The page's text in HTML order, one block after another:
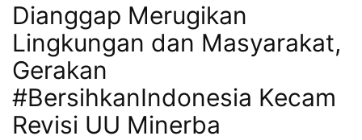
Dianggap Merugikan
Lingkungan dan Masyarakat,
Gerakan
#BersihkanIndonesia Kecam
Revisi UU Minerba